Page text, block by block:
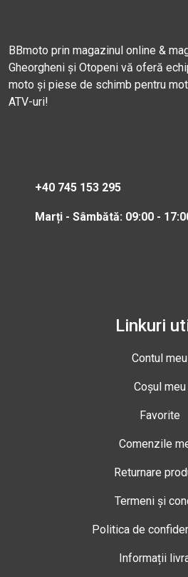
BBmoto prin magazinul online &
Gheorgheni și Otopeni vă oferă
moto și piese de schimb pentru
ATV-uri!
+40 745 153 295
Marți - Sâmbătă: 09:00 -
Linkuri
Contul meu
Coșul meu
Favorite
Comenzile
Returnare
Termeni și
Politica de
Informații